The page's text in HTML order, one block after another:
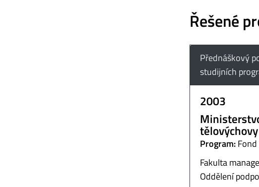
Řešené
Přednáškový
studijních
2003
Program:
Fakulta
Oddělení